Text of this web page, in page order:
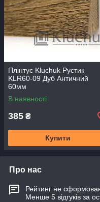
Плінтус Kluchuk Рустик
KLR60-09 Дуб Античний
60мм
В наявності
385 ₴
Купити
Про нас
Рейтинг не
Менше 5 відгуків за